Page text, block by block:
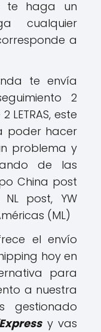
te haga un
cualquier
a
te envía
2
2 LETRAS, este
poder hacer
problema y
de las
China post
NL post, YW
(ML)
el envío
hoy en
para
a nuestra
y vas